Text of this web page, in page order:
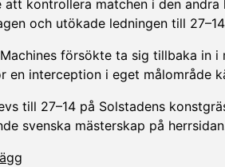
kontrollera matchen i den
och utökade ledningen till
försökte ta sig tillbaka in
en interception i eget målområde
till 27–14 på Solstadens
svenska mästerskap på